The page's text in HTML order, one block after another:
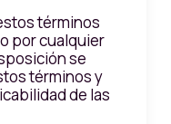
términos
por cualquier
se
términos y
de las